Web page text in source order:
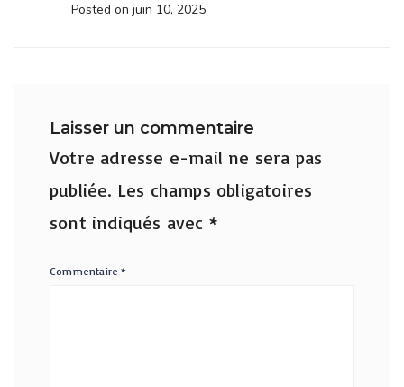
Posted on juin 10, 2025
Laisser un commentaire
Votre adresse e-mail ne sera pas
publiée. Les champs obligatoires
sont indiqués avec *
Commentaire*